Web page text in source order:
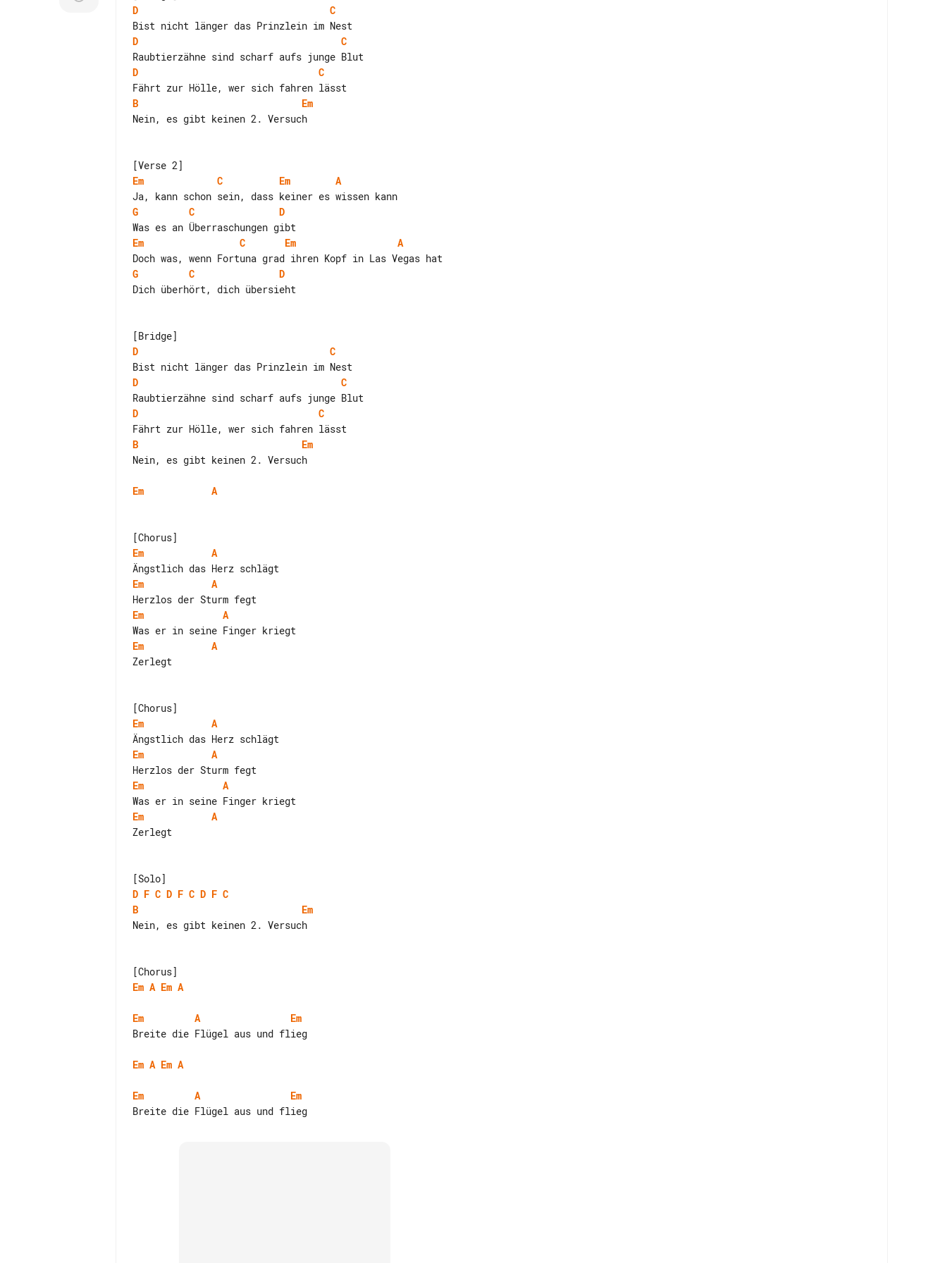
D
C
D
C
D
C
B
Em
Nein, es gibt keinen 2. Versuch
Em
C Em
A
G
C
D
Em
C Em
A
G
C
D
Dich überhört, dich übersieht
D
C
D
C
D
C
B
Em
Nein, es gibt keinen 2. Versuch
Em A
Em
A
Em
A
Em
A
Em
A
Zerlegt
Em
A
Em
A
Em
A
Em
A
Zerlegt
D F C D F C D F C
B
Em
Nein, es gibt keinen 2. Versuch
Em A Em A
Em A
Em
Breite die Flügel aus und flieg
Em A Em A
Em A
Em